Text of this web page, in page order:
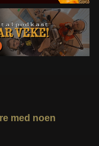
med noen